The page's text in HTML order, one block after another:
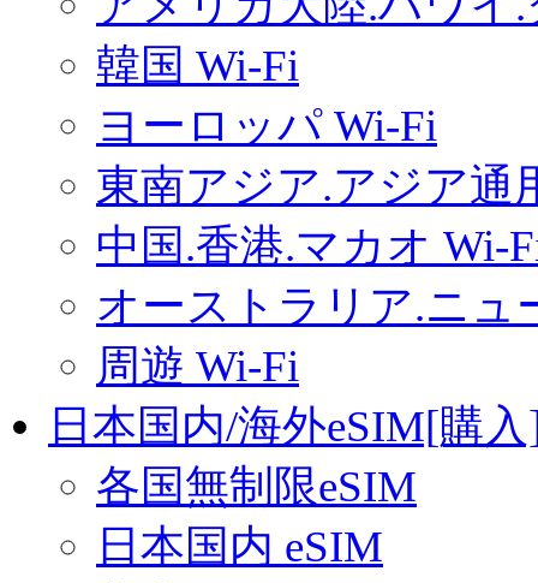
韓国 Wi-Fi
ヨーロッパ Wi-Fi
東南アジア.アジア通
中国.香港.マカオ Wi-
オーストラリア.ニュ
周遊 Wi-Fi
日本国内/海外eSIM[購
各国無制限eSIM
日本国内 eSIM